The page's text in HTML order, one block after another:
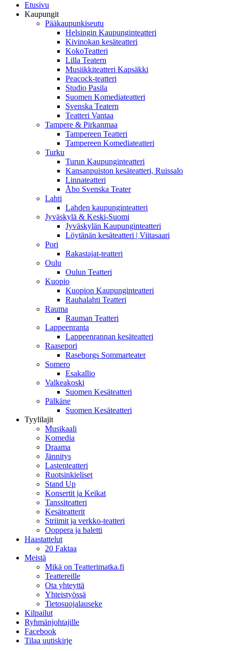
Etusivu
Kaupungit
Pääkaupunkiseutu
Helsingin Kaupunginteatteri
Kivinokan kesäteatteri
KokoTeatteri
Lilla Teatern
Musiikkiteatteri Kapsäkki
Peacock-teatteri
Studio Pasila
Suomen Komediateatteri
Svenska Teatern
Teatteri Vantaa
Tampere & Pirkanmaa
Tampereen Teatteri
Tampereen Komediateatteri
Turku
Turun Kaupunginteatteri
Kansanpuiston kesäteatteri, Ruissalo
Linnateatteri
Åbo Svenska Teater
Lahti
Lahden kaupunginteatteri
Jyväskylä & Keski-Suomi
Jyväskylän Kaupunginteatteri
Löytänän kesäteatteri | Viitasaari
Pori
Rakastajat-teatteri
Oulu
Oulun Teatteri
Kuopio
Kuopion Kaupunginteatteri
Rauhalahti Teatteri
Rauma
Rauman Teatteri
Lappeenranta
Lappeenrannan kesäteatteri
Raasepori
Raseborgs Sommarteater
Somero
Esakallio
Valkeakoski
Suomen Kesäteatteri
Pälkäne
Suomen Kesäteatteri
Tyylilajit
Musikaali
Komedia
Draama
Jännitys
Lastenteatteri
Ruotsinkieliset
Stand Up
Konsertit ja Keikat
Tanssiteatteri
Kesäteatterit
Striimit ja verkko-teatteri
Ooppera ja baletti
Haastattelut
20 Faktaa
Meistä
Mikä on Teatterimatka.fi
Teattereille
Ota yhteyttä
Yhteistyössä
Tietosuojalauseke
Kilpailut
Ryhmänjohtajille
Facebook
Tilaa uutiskirje